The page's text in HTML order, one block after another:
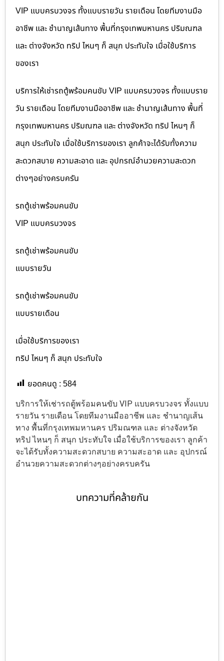
VIP แบบครบวงจร ทั้งแบบรายวัน รายเดือน โดยทีมงานมือ
อาชีพ และ ชำนาญเส้นทาง พื้นที่กรุงเทพมหานคร ปริมณฑล
และ ต่างจังหวัด ทริป ไหนๆ ก็ สนุก ประทับใจ เมื่อใช้บริการ
ของเรา
บริการให้เช่ารถตู้พร้อมคนขับ VIP แบบครบวงจร ทั้งแบบราย
วัน รายเดือน โดยทีมงานมืออาชีพ และ ชำนาญเส้นทาง พื้นที่
กรุงเทพมหานคร ปริมณฑล และ ต่างจังหวัด ทริป ไหนๆ ก็
สนุก ประทับใจ เมื่อใช้บริการของเรา ลูกค้าจะได้รับทั้งความ
สะดวกสบาย ความสะอาด และ อุปกรณ์อำนวยความสะดวก
ต่างๆอย่างครบครัน
รถตู้เช่าพร้อมคนขับ
VIP แบบครบวงจร
รถตู้เช่าพร้อมคนขับ
แบบรายวัน
รถตู้เช่าพร้อมคนขับ
แบบรายเดือน
เมื่อใช้บริการของเรา
ทริป ไหนๆ ก็ สนุก ประทับใจ
ยอดคนดู : 584
บริการให้เช่ารถตู้พร้อมคนขับ VIP แบบครบวงจร ทั้งแบบ
รายวัน รายเดือน โดยทีมงานมืออาชีพ และ ชำนาญเส้น
ทาง พื้นที่กรุงเทพมหานคร ปริมณฑล และ ต่างจังหวัด
ทริป ไหนๆ ก็ สนุก ประทับใจ เมื่อใช้บริการของเรา ลูกค้า
จะได้รับทั้งความสะดวกสบาย ความสะอาด และ อุปกรณ์
อำนวยความสะดวกต่างๆอย่างครบครัน
บทความที่คล้ายกัน